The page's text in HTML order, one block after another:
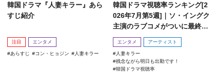
韓国ドラマ『人妻キラー』あら
すじ紹介
注目 エンタメ
あらすじ コン・ヒョジン 人妻キラー
韓国ドラマ視聴率ランキング[2
026年7月第5週]｜ソ・イングク
主演のラブコメがついに最終
回！
エンタメ アーティスト
人妻キラー
残念ながら明日も出勤です！
韓国ドラマ視聴率